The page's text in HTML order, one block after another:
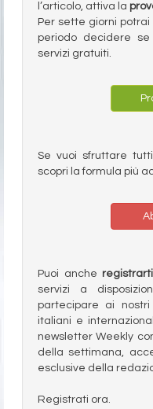
l’articolo, attiva la
Per sette giorni
periodo decidere
servizi gratuiti.
Se vuoi sfruttare
scopri la formula più
Puoi anche
servizi a
partecipare ai
italiani e
newsletter Weekly
della settimana,
esclusive della
Registrati ora.